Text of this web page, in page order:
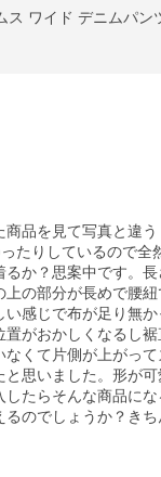
ワイド デニムパ
品を見て写真と違う
たりしているので全
か？思案中です。長
の部分が長めで腰
感じで布が足り無
がおかしくなるし
くて片側が上がって
思いました。形が
たらそんな商品にな
のでしょうか？きち